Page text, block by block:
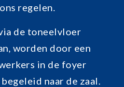
regelen.
de toneelvloer
worden door een
in de foyer
naar de zaal.